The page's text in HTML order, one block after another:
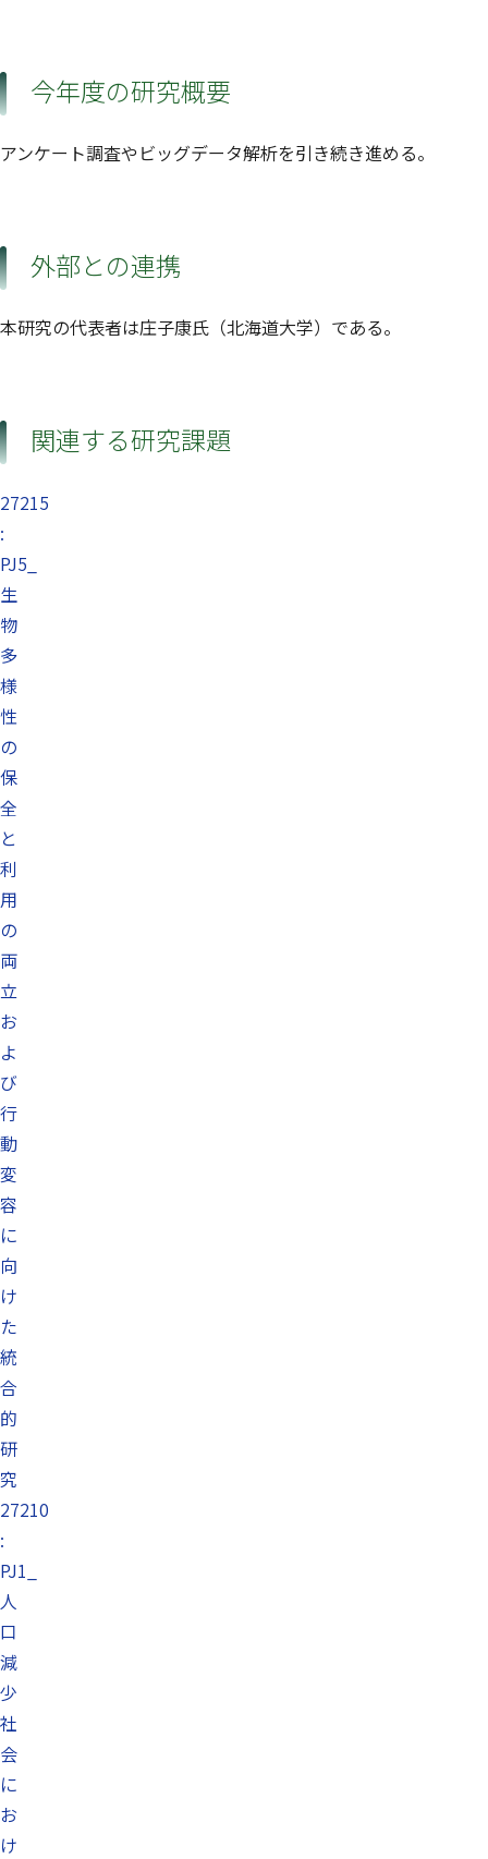
今年度の研究概要
アンケート調査やビッグデータ解析を引き続き進める。
外部との連携
本研究の代表者は庄子康氏（北海道大学）である。
関連する研究課題
27215
:
PJ5_
生
物
多
様
性
の
保
全
と
利
用
の
両
立
お
よ
び
行
動
変
容
に
向
け
た
統
合
的
研
究
27210
:
PJ1_
人
口
減
少
社
会
に
お
け